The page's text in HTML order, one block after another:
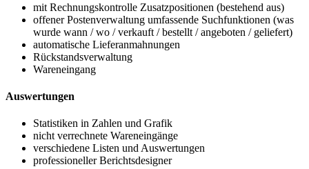
mit Rechnungskontrolle Zusatzpositionen (bestehend aus)
offener Postenverwaltung umfassende Suchfunktionen (was
wurde wann / wo / verkauft / bestellt / angeboten / geliefert)
automatische Lieferanmahnungen
Rückstandsverwaltung
Wareneingang
Auswertungen
Statistiken in Zahlen und Grafik
nicht verrechnete Wareneingänge
verschiedene Listen und Auswertungen
professioneller Berichtsdesigner